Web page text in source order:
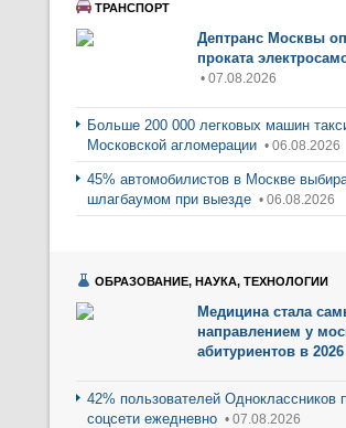
ТРАНСПОРТ
Дептранс Москвы
проката
• 07.08.2026
Больше 200 000 легковых машин
Московской агломерации • 06.08.2026
45% автомобилистов в Москве
шлагбаумом при выезде • 06.08.2026
ОБРАЗОВАНИЕ, НАУКА, ТЕХНОЛОГИИ
Медицина стала
направлением у
абитуриентов в 2026
42% пользователей Одноклассников
соцсети ежедневно • 07.08.2026